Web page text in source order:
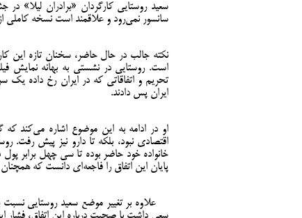
سعید روستایی کارگردان «برادران لیلا»
سانسور نمی‌رود و علاقمند است نسخه کاملی
نکته جالب در حال حاضر، سخنان تازه این
است. روستایی در نشستی به بهانه نمایش
تحریم و اتفاقاتی که در ایران رخ داده
ایران پس دادند.
او در ادامه به این موضوع اشاره می‌کند که
اقتصادی نبود، بلکه تا دارو نیز پیش رفت.
خانواده خود حاضر بوده تا سی چهل برابر پول
پایان این اتفاق را فاجعه‌ای دانست که همچنان
علاوه بر تغییر موضع سعید روستایی